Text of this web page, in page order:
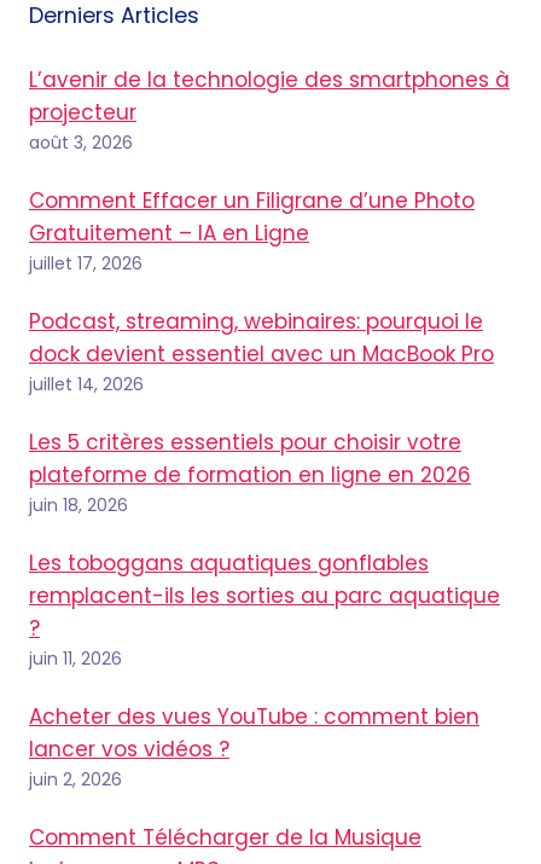
Derniers Articles
L’avenir de la technologie des smartphones à
projecteur
août 3, 2026
Comment Effacer un Filigrane d’une Photo
Gratuitement – IA en Ligne
juillet 17, 2026
Podcast, streaming, webinaires: pourquoi le
dock devient essentiel avec un MacBook Pro
juillet 14, 2026
Les 5 critères essentiels pour choisir votre
plateforme de formation en ligne en 2026
juin 18, 2026
Les toboggans aquatiques gonflables
remplacent-ils les sorties au parc aquatique
?
juin 11, 2026
Acheter des vues YouTube : comment bien
lancer vos vidéos ?
juin 2, 2026
Comment Télécharger de la Musique